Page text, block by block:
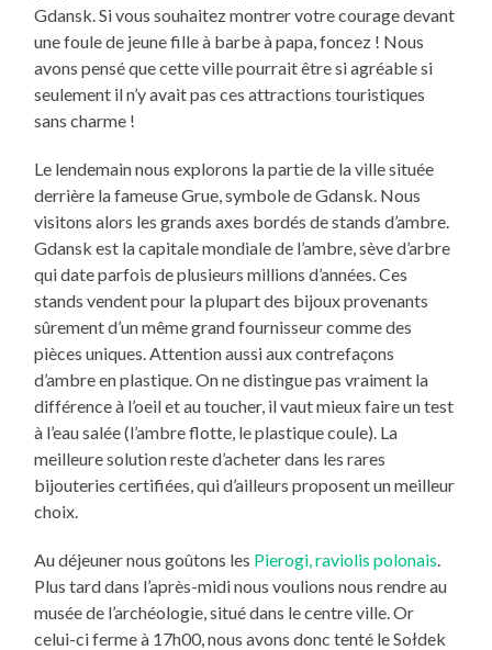
Gdansk. Si vous souhaitez montrer votre courage devant
une foule de jeune fille à barbe à papa, foncez ! Nous
avons pensé que cette ville pourrait être si agréable si
seulement il n’y avait pas ces attractions touristiques
sans charme !
Le lendemain nous explorons la partie de la ville située
derrière la fameuse Grue, symbole de Gdansk. Nous
visitons alors les grands axes bordés de stands d’ambre.
Gdansk est la capitale mondiale de l’ambre, sève d’arbre
qui date parfois de plusieurs millions d’années. Ces
stands vendent pour la plupart des bijoux provenants
sûrement d’un même grand fournisseur comme des
pièces uniques. Attention aussi aux contrefaçons
d’ambre en plastique. On ne distingue pas vraiment la
différence à l’oeil et au toucher, il vaut mieux faire un test
à l’eau salée (l’ambre flotte, le plastique coule). La
meilleure solution reste d’acheter dans les rares
bijouteries certifiées, qui d’ailleurs proposent un meilleur
choix.
Au déjeuner nous goûtons les Pierogi, raviolis polonais
Plus tard dans l’après-midi nous voulions nous rendre au
musée de l’archéologie, situé dans le centre ville. Or
celui-ci ferme à 17h00, nous avons donc tenté le Sołdek